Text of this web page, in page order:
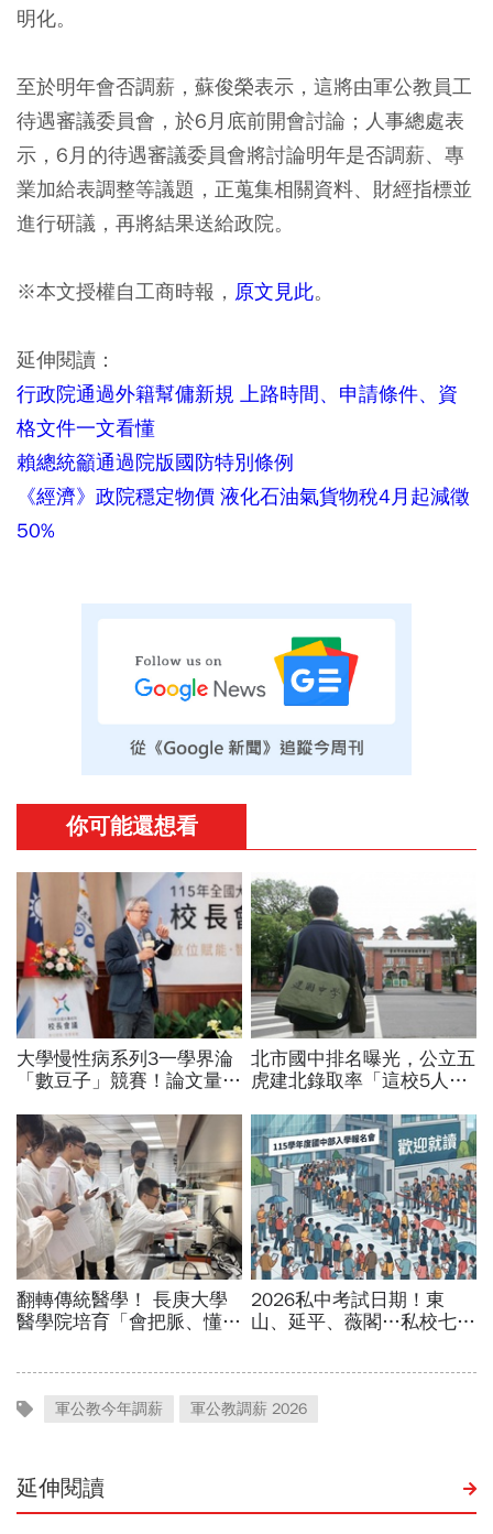
明化。
至於明年會否調薪，蘇俊榮表示，這將由軍公教員工
待遇審議委員會，於6月底前開會討論；人事總處表
示，6月的待遇審議委員會將討論明年是否調薪、專
業加給表調整等議題，正蒐集相關資料、財經指標並
進行研議，再將結果送給政院。
※本文授權自工商時報， 原文見此。
延伸閱讀：
行政院通過外籍幫傭新規 上路時間、申請條件、資
格文件一文看懂
賴總統籲通過院版國防特別條例
《經濟》政院穩定物價 液化石油氣貨物稅4月起減徵
50%
軍公教今年調薪 軍公教調薪 2026
延伸閱讀